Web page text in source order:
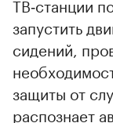
ТВ‑станции
запустить
сидений,
защиты от
распознает